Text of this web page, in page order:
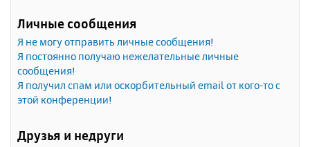
Личные сообщения
Я не могу отправить личные сообщения!
Я постоянно получаю нежелательные личные
сообщения!
Я получил спам или оскорбительный email от кого-то с
этой конференции!
Друзья и недруги